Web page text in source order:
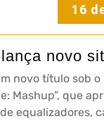
16
novo
novo título sob o
que
de